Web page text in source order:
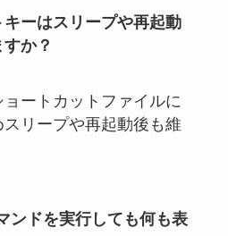
ーはスリープや再起動
か？
ートカットファイルに
リープや再起動後も維
ンドを実行しても何も表